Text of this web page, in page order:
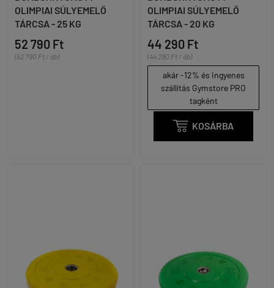
OLIMPIAI SÚLYEMELŐ
TÁRCSA - 25 KG
52 790 Ft
(52 790 Ft / db)
OLIMPIAI SÚLYEMELŐ
TÁRCSA - 20 KG
44 290 Ft
(44 290 Ft / db)
akár -12% és ingyenes
szállítás Gymstore PRO
tagként
 KOSÁRBA